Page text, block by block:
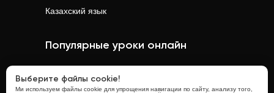
Казахский язык
Популярные уроки онлайн
Выберите файлы cookie!
Ми используем файлы cookie для упрощения навигации по сайту, анализу того,